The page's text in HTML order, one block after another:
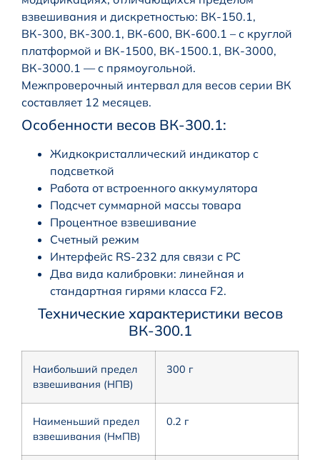
взвешивания и дискретностью: ВК-150.1,
ВК-300, ВК-300.1, ВК-600, ВК-600.1 – с круглой
платформой и ВК-1500, ВК-1500.1, ВК-3000,
ВК-3000.1 — с прямоугольной.
Межпроверочный интервал для весов серии ВК
составляет 12 месяцев.
Особенности весов ВК-300.1:
Жидкокристаллический индикатор с
подсветкой
Работа от встроенного аккумулятора
Подсчет суммарной массы товара
Процентное взвешивание
Счетный режим
Интерфейс RS-232 для связи с PC
Два вида калибровки: линейная и
стандартная гирями класса F2.
Технические характеристики весов
ВК-300.1
Наибольший предел
взвешивания (НПВ)
300 г
Наименьший предел
взвешивания (НмПВ)
0.2 г